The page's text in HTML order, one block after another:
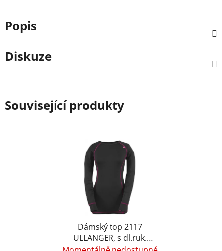
Popis
Diskuze
Související produkty
Dámský top 2117
ULLANGER, s dl.ruk.
(merino vlna), barva